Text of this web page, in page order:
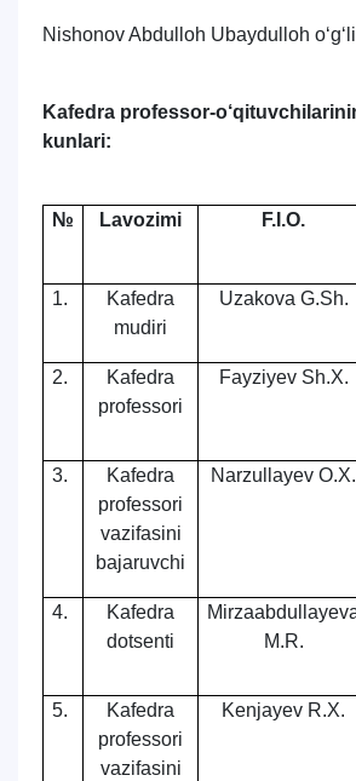
Nishonov Abdulloh Ubaydulloh
Kafedra professor-
kunlari:
№ Lavozimi F.I.O.
1.
Kafedra
mudiri
Uzakova G.Sh.
2.
Kafedra
professori
Fayziyev Sh.X.
3.
Kafedra
professori
vazifasini
bajaruvchi
Narzullayev O.X.
4.
Kafedra
dotsenti
Mirzaabdullay
M.R.
5.
Kafedra
professori
vazifasini
Kenjayev R.X.